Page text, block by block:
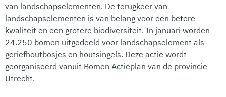
van landschapselementen. De terugkeer van
landschapselementen is van belang voor een betere
kwaliteit en een grotere biodiversiteit. In januari worden
24.250 bomen uitgedeeld voor landschapselement als
geriefhoutbosjes en houtsingels. Deze actie wordt
georganiseerd vanuit Bomen Actieplan van de provincie
Utrecht.